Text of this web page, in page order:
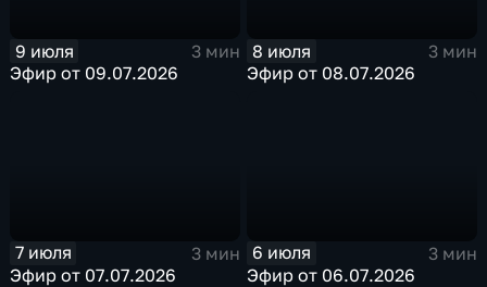
9 июля
3 мин
Эфир от 09.07.2026
8 июля
3 мин
Эфир от 08.07.2026
7 июля
3 мин
Эфир от 07.07.2026
6 июля
3 мин
Эфир от 06.07.2026